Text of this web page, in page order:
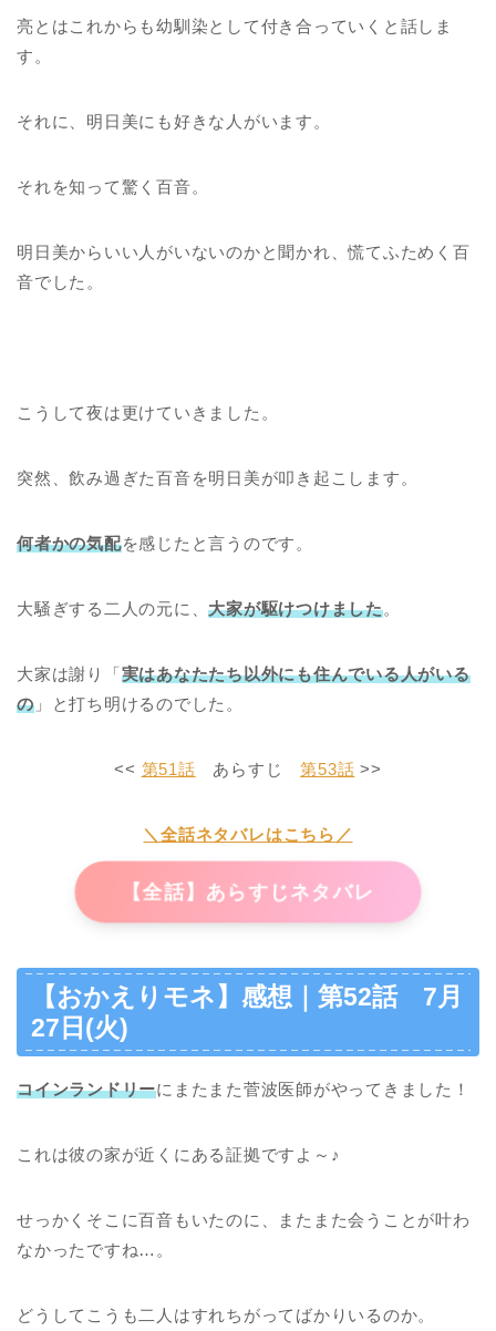
亮とはこれからも幼馴染として付き合っていくと話しま
す。
それに、明日美にも好きな人がいます。
それを知って驚く百音。
明日美からいい人がいないのかと聞かれ、慌てふためく百
音でした。
こうして夜は更けていきました。
突然、飲み過ぎた百音を明日美が叩き起こします。
何者かの気配を感じたと言うのです。
大騒ぎする二人の元に、大家が駆けつけました。
大家は謝り「実はあなたたち以外にも住んでいる人がいる
の」と打ち明けるのでした。
<< 第51話 あらすじ第53話 >>
＼全話ネタバレはこちら／
【全話】あらすじネタバレ
【おかえりモネ】感想｜第52話 7月
27日(火)
コインランドリーにまたまた菅波医師がやってきました！
これは彼の家が近くにある証拠ですよ～♪
せっかくそこに百音もいたのに、またまた会うことが叶わ
なかったですね…。
どうしてこうも二人はすれちがってばかりいるのか。